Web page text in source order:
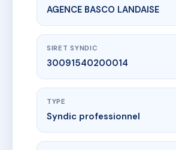
AGENCE BASCO LANDAISE
SIRET SYNDIC
30091540200014
TYPE
Syndic professionnel